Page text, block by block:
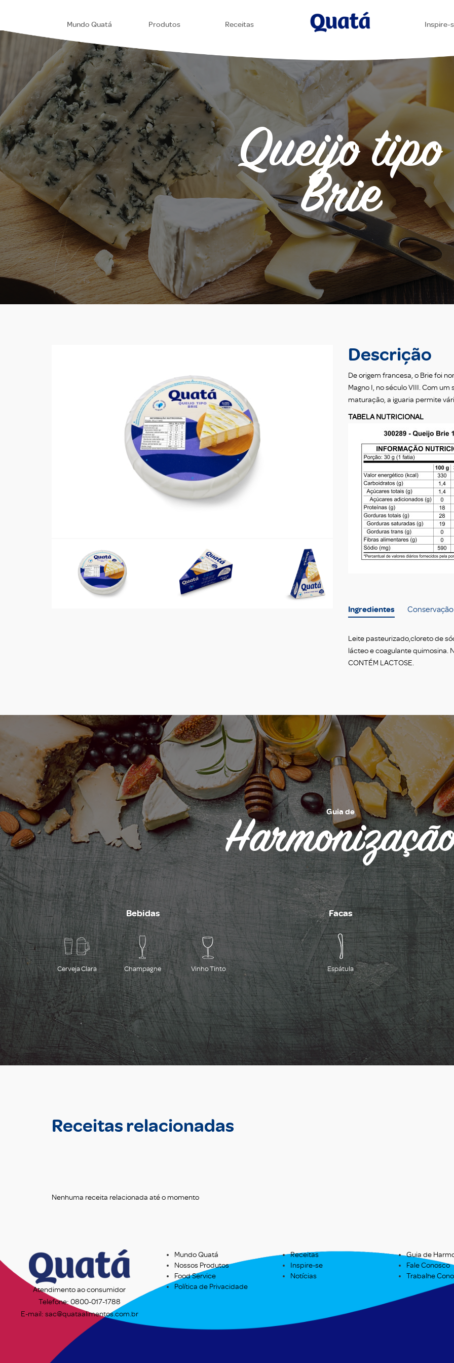
Mundo Quatá Produtos Receitas Inspire-
Queijo tipo
Brie
Descrição
De origem francesa, o Brie foi
Magno I, no século VIII. Com
maturação, a iguaria permite
TABELA NUTRICIONAL
Ingredientes Conservação
Leite pasteurizado,cloreto de
lácteo e coagulante quimosina.
CONTÉM LACTOSE.
Guia de
Bebidas
Cerveja Clara Champagne Vinho Tinto
Facas
Espátula
Receitas relacionadas
Nenhuma receita relacionada até o momento
Atendimento ao consumidor
Telefone: 0800-017-1788
E-mail: sac@quataalimentos.com.br
Mundo Quatá
Nossos Produtos
Food Service
Política de Privacidade
Receitas
Inspire-se
Notícias
Guia de
Fale Conosco
Trabalhe